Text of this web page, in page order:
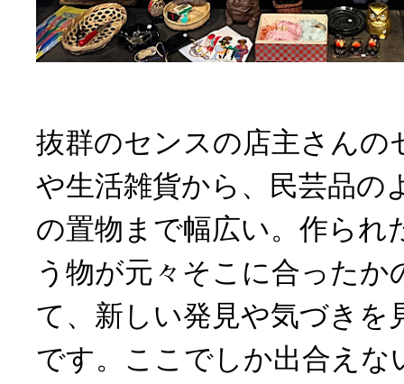
抜群のセンスの店主さんの
や生活雑貨から、民芸品の
の置物まで幅広い。作られ
う物が元々そこに合った
て、新しい発見や気づきを
です。ここでしか出合えな